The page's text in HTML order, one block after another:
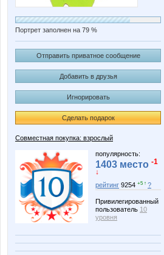
Портрет заполнен на 79 %
Отправить приватное сообщение
Добавить в друзья
Игнорировать
Сделать подарок
Совместная покупка: взрослый
популярность:
1403 место -1
↓
рейтинг 9254 +5 ↑ ?
Привилегированный
пользователь 10
уровня